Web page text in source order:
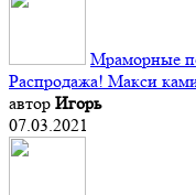
Мраморные
Распродажа! Макси
автор Игорь
07.03.2021